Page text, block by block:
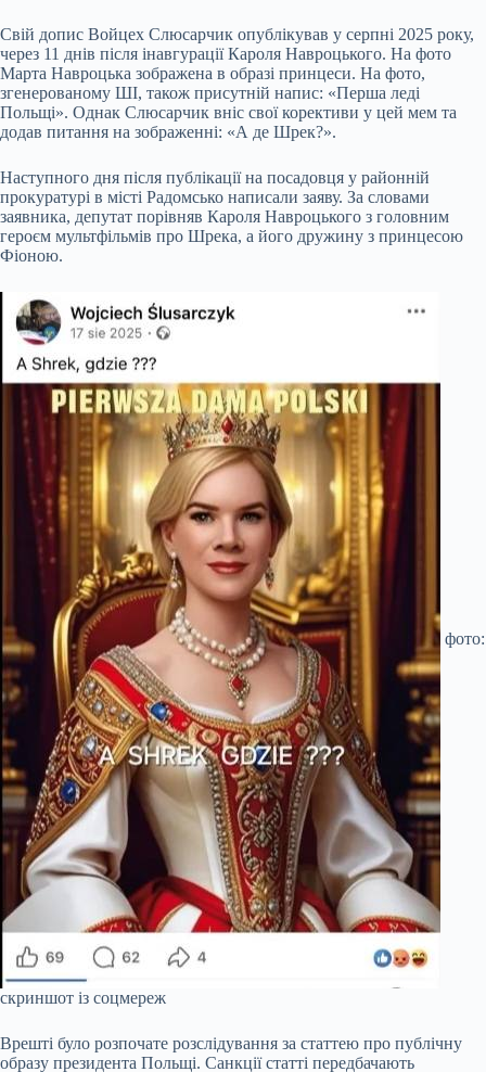
Свій допис Войцех Слюсарчик опублікував у серпні 2025 року,
через 11 днів після інавгурації Кароля Навроцького. На фото
Марта Навроцька зображена в образі принцеси. На фото,
згенерованому ШІ, також присутній напис: «Перша леді
Польщі». Однак Слюсарчик вніс свої корективи у цей мем та
додав питання на зображенні: «А де Шрек?».
Наступного дня після публікації на посадовця у районній
прокуратурі в місті Радомсько написали заяву. За словами
заявника, депутат порівняв Кароля Навроцького з головним
героєм мультфільмів про Шрека, а його дружину з принцесою
Фіоною.
фото:
скриншот із соцмереж
Врешті було розпочате розслідування за статтею про публічну
образу президента Польщі. Санкції статті передбачають